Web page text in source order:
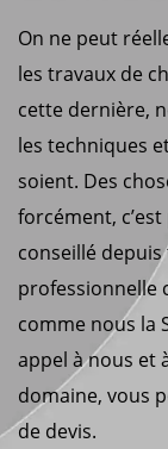
On ne peut
les travaux de
cette dernière,
les techniques
soient. Des
forcément,
conseillé
professionnelle
comme nous la
appel à nous et
domaine, vous
de devis.